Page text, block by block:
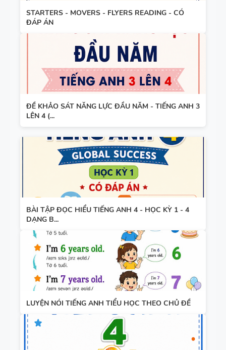
STARTERS - MOVERS - FLYERS READING - CÓ
ĐÁP ÁN
ĐỀ KHẢO SÁT NĂNG LỰC ĐẦU NĂM - TIẾNG ANH 3
LÊN 4 (...
BÀI TẬP ĐỌC HIỂU TIẾNG ANH 4 - HỌC KỲ 1 - 4
DẠNG B...
LUYỆN NÓI TIẾNG ANH TIỂU HỌC THEO CHỦ ĐỀ